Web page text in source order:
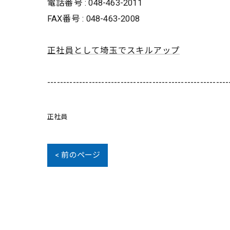
電話番号 : 048-463-2011
FAX番号 : 048-463-2008
正社員として埼玉でスキルアップ
正社員
< 前のページ